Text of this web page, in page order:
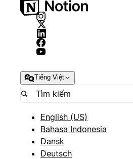
Tiếng Việt
English (US)
Bahasa Indonesia
Dansk
Deutsch